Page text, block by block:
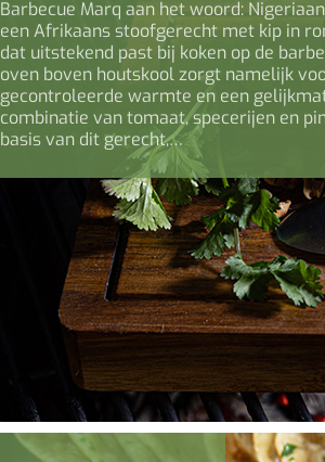
Barbecue Marq aan het woord:
een Afrikaans stoofgerecht met kip in
dat uitstekend past bij koken op de
oven boven houtskool zorgt namelijk
gecontroleerde warmte en een
combinatie van tomaat, specerijen en
basis van dit gerecht,…